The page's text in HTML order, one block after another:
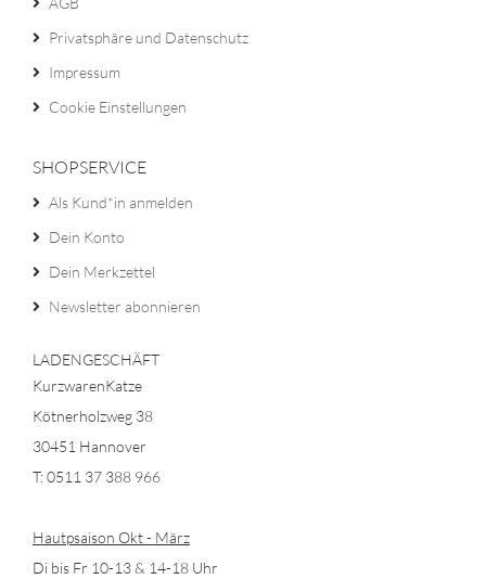
Privatsphäre und Datenschutz
Impressum
Cookie Einstellungen
SHOPSERVICE
Als Kund*in anmelden
Dein Konto
Dein Merkzettel
Newsletter abonnieren
LADENGESCHÄFT
KurzwarenKatze
Kötnerholzweg 38
30451 Hannover
T: 0511 37 388 966
Hautpsaison Okt - März
Di bis Fr 10-13 & 14-18 Uhr